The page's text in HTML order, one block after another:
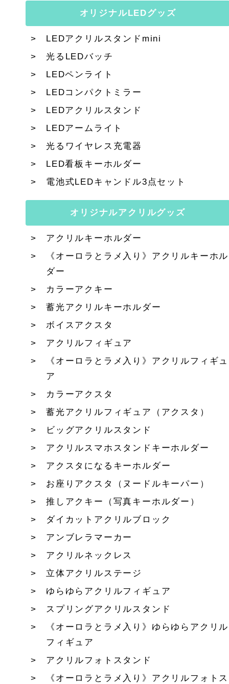
オリジナルLEDグッズ
LEDアクリルスタンドmini
光るLEDバッチ
LEDペンライト
LEDコンパクトミラー
LEDアクリルスタンド
LEDアームライト
光るワイヤレス充電器
LED看板キーホルダー
電池式LEDキャンドル3点セット
オリジナルアクリルグッズ
アクリルキーホルダー
《オーロラとラメ入り》アクリルキーホル
ダー
カラーアクキー
蓄光アクリルキーホルダー
ボイスアクスタ
アクリルフィギュア
《オーロラとラメ入り》アクリルフィギュ
ア
カラーアクスタ
蓄光アクリルフィギュア（アクスタ）
ビッグアクリルスタンド
アクリルスマホスタンドキーホルダー
アクスタになるキーホルダー
お座りアクスタ（ヌードルキーパー）
推しアクキー（写真キーホルダー）
ダイカットアクリルブロック
アンブレラマーカー
アクリルネックレス
立体アクリルステージ
ゆらゆらアクリルフィギュア
スプリングアクリルスタンド
《オーロラとラメ入り》ゆらゆらアクリル
フィギュア
アクリルフォトスタンド
《オーロラとラメ入り》アクリルフォトス